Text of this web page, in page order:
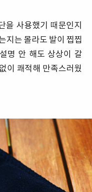
을 사용했기 때문인지
지는 몰라도 발이 찝찝
명 안 해도 상상이 갈
이 쾌적해 만족스러웠